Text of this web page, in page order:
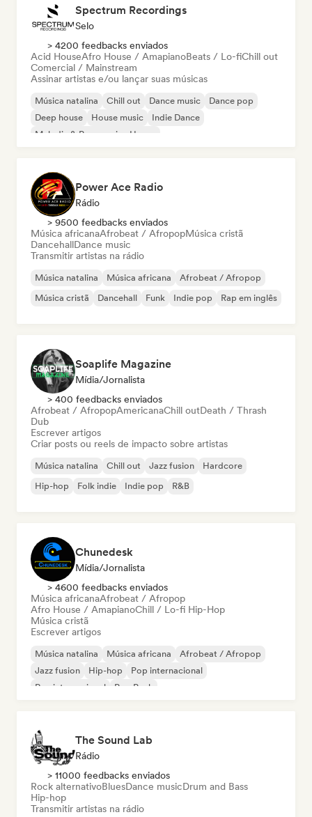
Spectrum Recordings
Selo
> 4200 feedbacks enviados
Acid HouseAfro House / AmapianoBeats / Lo-fiChill out
Comercial / Mainstream
Assinar artistas e/ou lançar suas músicas
Música natalina Chill out Dance music
Dance pop
Deep house
House music
Indie Dance
Melodic & Progressive House
Power Ace Radio
Rádio
> 9500 feedbacks enviados
Música africanaAfrobeat / AfropopMúsica cristã
DancehallDance music
Transmitir artistas na rádio
Música natalina Música africana
Afrobeat / Afropop
Música cristã
Dancehall Funk Indie pop Rap em inglês
Soaplife Magazine
Mídia/Jornalista
> 400 feedbacks enviados
Afrobeat / AfropopAmericanaChill outDeath / Thrash
Dub
Escrever artigos
Criar posts ou reels de impacto sobre artistas
Música natalina Chill out Jazz fusion
Hardcore
Hip-hop
Folk indie Indie pop R&B
Chunedesk
Mídia/Jornalista
> 4600 feedbacks enviados
Música africanaAfrobeat / Afropop
Afro House / AmapianoChill / Lo-fi Hip-Hop
Música cristã
Escrever artigos
Música natalina Música africana
Afrobeat / Afropop
Jazz fusion
Hip-hop
Pop internacional
Rap internacional
Pop Punk
The Sound Lab
Rádio
> 11000 feedbacks enviados
Rock alternativoBluesDance musicDrum and Bass
Hip-hop
Transmitir artistas na rádio